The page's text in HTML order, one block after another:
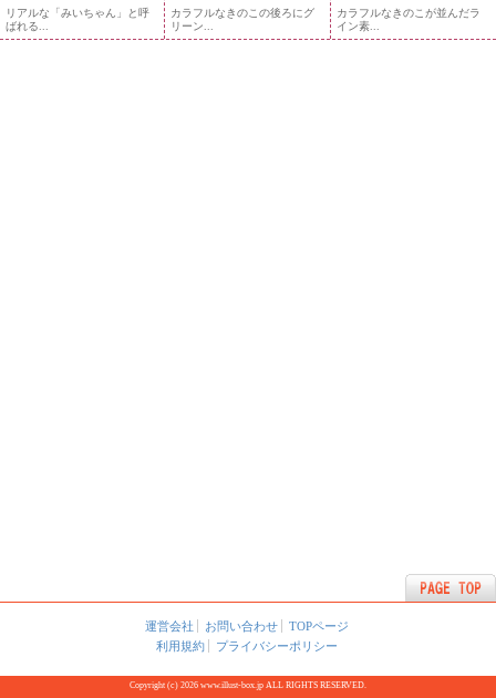
リアルな「みいちゃん」と呼
ばれる...
カラフルなきのこの後ろにグ
リーン...
カラフルなきのこが並んだラ
イン素...
運営会社 お問い合わせ
TOPページ
利用規約
プライバシーポリシー
Copyright (c) 2026 www.illust-box.jp ALL RIGHTS RESERVED.